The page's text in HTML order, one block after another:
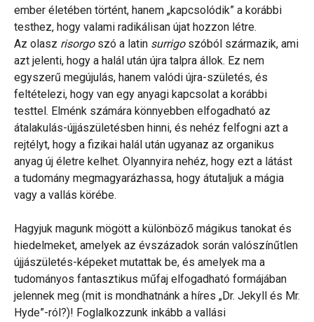
ember életében történt, hanem „kapcsolódik” a korábbi
testhez, hogy valami radikálisan újat hozzon létre.
Az olasz risorgoszó a latin surrigoszóból származik, ami
azt jelenti, hogy a halál után újra talpra állok. Ez nem
egyszerű megújulás, hanem valódi újra-születés, és
feltételezi, hogy van egy anyagi kapcsolat a korábbi
testtel. Elménk számára könnyebben elfogadható az
átalakulás-újjászületésben hinni, és nehéz felfogni azt a
rejtélyt, hogy a fizikai halál után ugyanaz az organikus
anyag új életre kelhet. Olyannyira nehéz, hogy ezt a látást
a tudomány megmagyarázhassa, hogy átutaljuk a mágia
vagy a vallás körébe.
Hagyjuk magunk mögött a különböző mágikus tanokat és
hiedelmeket, amelyek az évszázadok során valószínűtlen
újjászületés-képeket mutattak be, és amelyek ma a
tudományos fantasztikus műfaj elfogadható formájában
jelennek meg (mit is mondhatnánk a híres „Dr. Jekyll és Mr.
Hyde”-ról?)! Foglalkozzunk inkább a vallási